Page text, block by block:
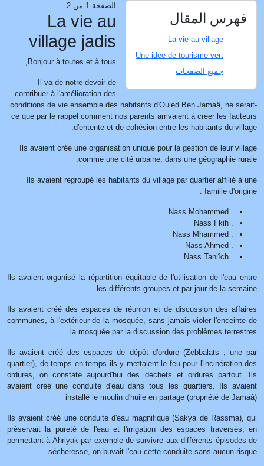
فهرس المقال
La vie au village
Une idée de tourisme vert
جميع الصفحات
الصفحة 1 من 2
La vie au
village jadis
Bonjour à toutes et à tous,
Il va de notre devoir de
contribuer à l'amélioration des
conditions de vie ensemble des habitants d'Ouled Ben Jamaâ, ne serait-
ce que par le rappel comment nos parents arrivaient à créer les facteurs
d'entente et de cohésion entre les habitants du village.
Ils avaient créé une organisation unique pour la gestion de leur village
comme une cité urbaine, dans une géographie rurale.
Ils avaient regroupé les habitants du village par quartier affilié à une
famille d'origine :
Ils avaient organisé la répartition équitable de l'utilisation de l'eau entre
les différents groupes et par jour de la semaine.
Ils avaient créé des espaces de réunion et de discussion des affaires
communes, à l'extérieur de la mosquée, sans jamais violer l'enceinte de
la mosquée par la discussion des problèmes terrestres.
Ils avaient créé des espaces de dépôt d'ordure (Zebbalats , une par
quartier), de temps en temps ils y mettaient le feu pour l'incinération des
ordures, on constate aujourd'hui des déchets et ordures partout. Ils
avaient créé une conduite d'eau dans tous les quartiers. Ils avaient
installé le moulin d'huile en partage (propriété de Jamaâ)
Ils avaient créé une conduite d'eau magnifique (Sakya de Rassma), qui
préservait la pureté de l'eau et l'irrigation des espaces traversés, en
permettant à Ahriyak par exemple de survivre aux différents épisodes de
sécheresse, on buvait l'eau cette conduite sans aucun risque.